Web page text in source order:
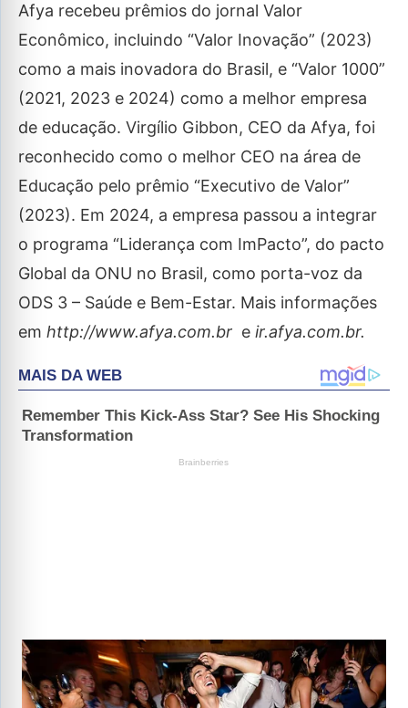
Afya recebeu prêmios do jornal Valor
Econômico, incluindo “Valor Inovação” (2023)
como a mais inovadora do Brasil, e “Valor 1000”
(2021, 2023 e 2024) como a melhor empresa
de educação. Virgílio Gibbon, CEO da Afya, foi
reconhecido como o melhor CEO na área de
Educação pelo prêmio “Executivo de Valor”
(2023). Em 2024, a empresa passou a integrar
o programa “Liderança com ImPacto”, do pacto
Global da ONU no Brasil, como porta-voz da
ODS 3 – Saúde e Bem-Estar. Mais informações
em http://www.afya.com.br e ir.afya.com.br.